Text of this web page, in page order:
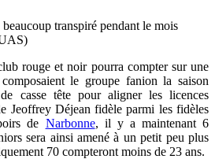
transpiré pendant le mois
rouge et noir pourra compter sur une
le groupe fanion la saison
casse tête pour aligner les licences
Jeoffrey Déjean fidèle parmi les fidèles
de Narbonne, il y a maintenant 6
sera ainsi amené à un petit peu plus
70 compteront moins de 23 ans.